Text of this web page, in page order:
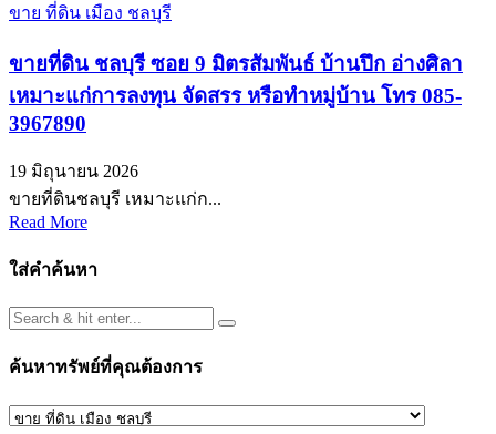
ขาย ที่ดิน เมือง ชลบุรี
ขายที่ดิน ชลบุรี ซอย 9 มิตรสัมพันธ์ บ้านปึก อ่างศิลา
เหมาะแก่การลงทุน จัดสรร หรือทำหมู่บ้าน โทร 085-
3967890
19 มิถุนายน 2026
ขายที่ดินชลบุรี เหมาะแก่ก...
Read More
ใส่คำค้นหา
ค้นหาทรัพย์ที่คุณต้องการ
ค้นหา